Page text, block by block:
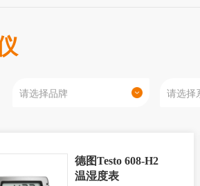
德图Testo 608-H2
温湿度表